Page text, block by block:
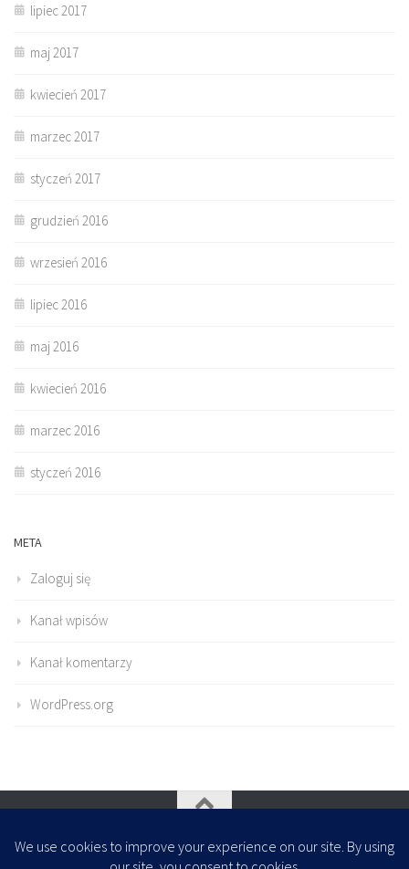
lipiec 2017
maj 2017
kwiecień 2017
marzec 2017
styczeń 2017
grudzień 2016
wrzesień 2016
lipiec 2016
maj 2016
kwiecień 2016
marzec 2016
styczeń 2016
META
Zaloguj się
Kanał wpisów
Kanał komentarzy
WordPress.org